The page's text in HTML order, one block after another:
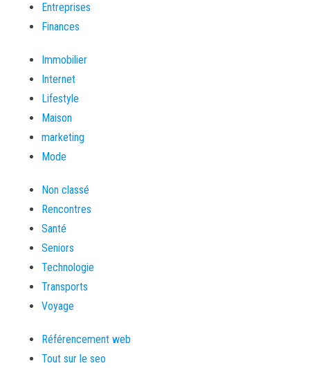
Entreprises
Finances
Immobilier
Internet
Lifestyle
Maison
marketing
Mode
Non classé
Rencontres
Santé
Seniors
Technologie
Transports
Voyage
Référencement web
Tout sur le seo